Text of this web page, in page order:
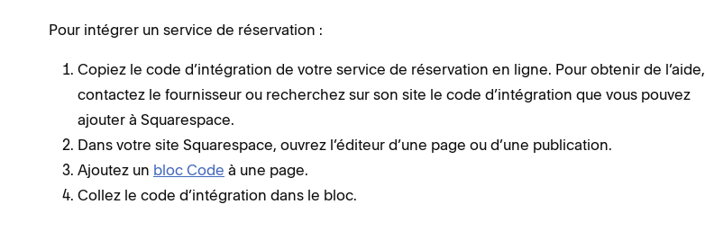
Pour intégrer un service de réservation :
Copiez le code d’intégration de votre service de réservation en ligne. Pour obtenir de l’aide,
contactez le fournisseur ou recherchez sur son site le code d’intégration que vous pouvez
ajouter à Squarespace.
Dans votre site Squarespace, ouvrez l’éditeur d’une page ou d’une publication.
Ajoutez un bloc Code à une page.
Collez le code d’intégration dans le bloc.